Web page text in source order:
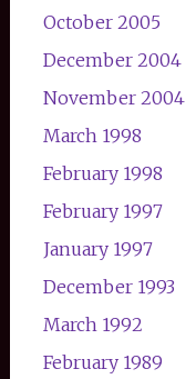
October 2005
December 2004
November 2004
March 1998
February 1998
February 1997
January 1997
December 1993
March 1992
February 1989